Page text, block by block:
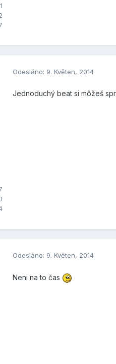
1
Odesláno: 9. Květen, 2014
Jednoduchý beat si môžeš
Odesláno: 9. Květen, 2014
Neni na to čas